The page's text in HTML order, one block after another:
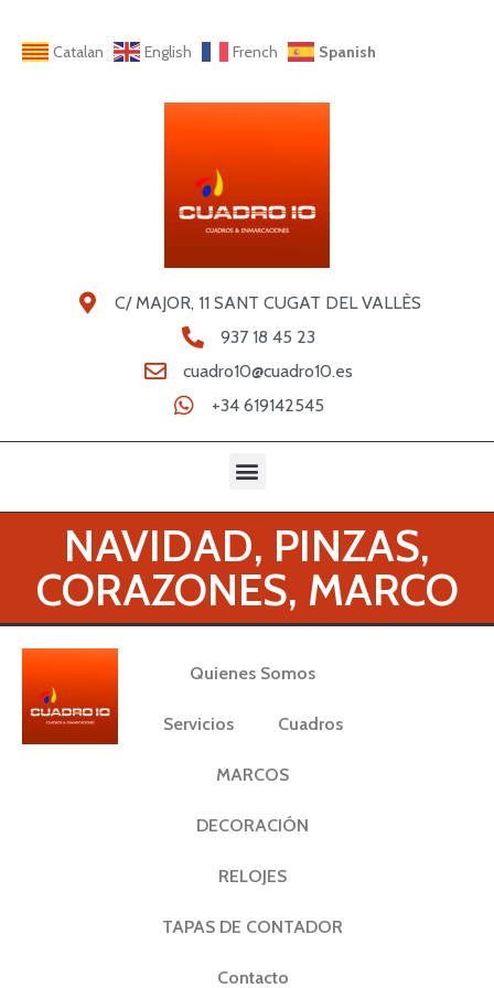
Catalan English French Spanish
C/ MAJOR, 11 SANT CUGAT DEL VALLÈS
937 18 45 23
cuadro10@cuadro10.es
+34 619142545
NAVIDAD, PINZAS,
CORAZONES, MARCO
Quienes Somos
Servicios Cuadros
MARCOS
DECORACIÓN
RELOJES
TAPAS DE CONTADOR
Contacto